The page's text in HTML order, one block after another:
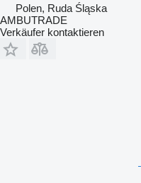
Polen, Ruda Śląska
AMBUTRADE
Verkäufer kontaktieren